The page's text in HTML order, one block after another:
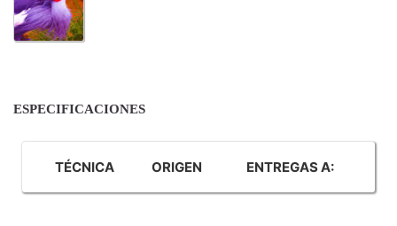
ESPECIFICACIONES
TÉCNICA ORIGEN ENTREGAS A: